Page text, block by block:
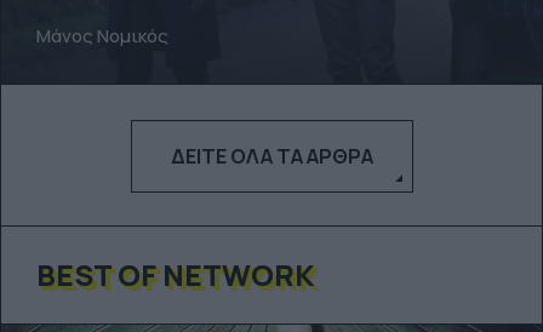
Μάνος Νομικός
ΔΕΊΤΕ ΌΛΑ ΤΑ ΆΡΘΡΑ
BEST OF NETWORK